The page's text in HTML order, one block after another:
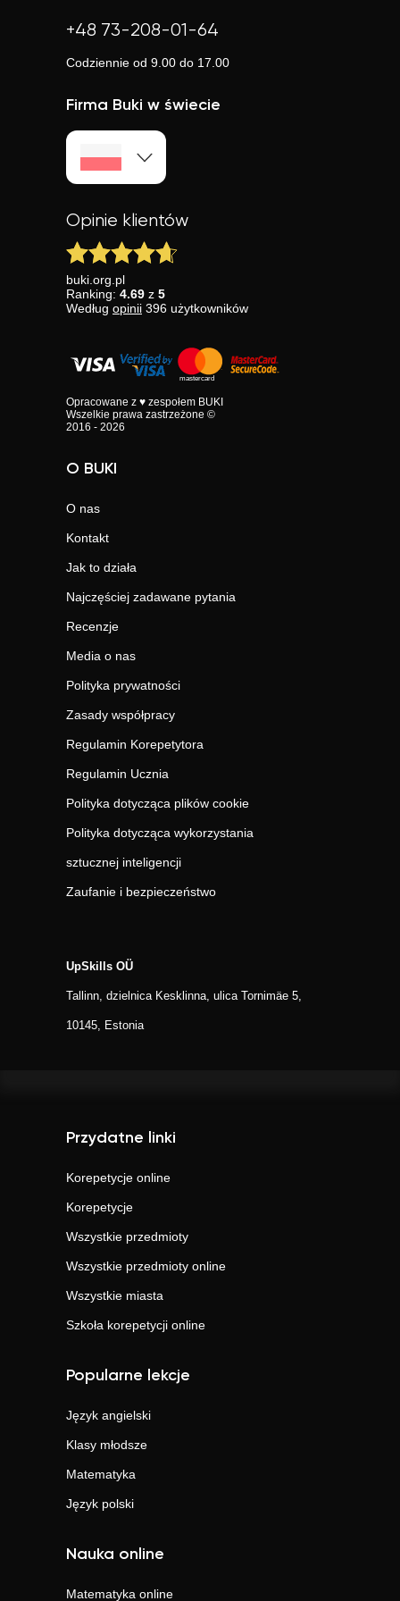
+48 73-208-01-64
Codziennie od 9.00 do 17.00
Firma Buki w świecie
Opinie klientów
buki.org.pl
Ranking: 4.69 z 5
Według opinii 396 użytkowników
Opracowane z ♥ zespołem BUKI
Wszelkie prawa zastrzeżone ©
2016 - 2026
O BUKI
O nas
Kontakt
Jak to działa
Najczęściej zadawane pytania
Recenzje
Media o nas
Polityka prywatności
Zasady współpracy
Regulamin Korepetytora
Regulamin Ucznia
Polityka dotycząca plików cookie
Polityka dotycząca wykorzystania
sztucznej inteligencji
Zaufanie i bezpieczeństwo
UpSkills OÜ
Tallinn, dzielnica Kesklinna, ulica Tornimäe 5,
10145, Estonia
Przydatne linki
Korepetycje online
Korepetycje
Wszystkie przedmioty
Wszystkie przedmioty online
Wszystkie miasta
Szkoła korepetycji online
Popularne lekcje
Język angielski
Klasy młodsze
Matematyka
Język polski
Nauka online
Matematyka online